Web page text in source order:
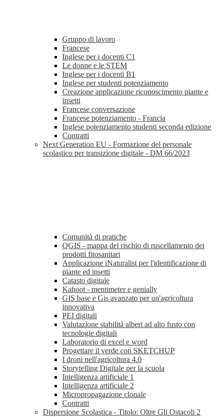
Gruppo di lavoro
Francese
Inglese per i docenti C1
Le donne e le STEM
Inglese per i docenti B1
Inglese per studenti potenziamento
Creazione applicazione riconoscimento piante e
insetti
Francese conversazione
Francese potenziamento - Francia
Inglese potenziamento studenti seconda edizione
Contratti
Next Generation EU - Formazione del personale
scolastico per transizione digitale - DM 66/2023
Comunità di pratiche
QGIS - mappa del rischio di ruscellamento dei
prodotti fitosanitari
Applicazione iNaturalist per l'identificazione di
piante ed insetti
Catasto digitale
Kahoot - mentimeter e genially
GIS base e Gis avanzato per un'agricoltura
innovativa
PEI digitali
Valutazione stabilità alberi ad alto fusto con
tecnologie digitali
Laboratorio di excel e word
Progettare il verde con SKETCHUP
I droni nell'agricoltura 4.0
Storytelling Digitale per la scuola
Intelligenza artificiale 1
Intelligenza artificiale 2
Micropropagazione clonale
Contratti
Dispersione Scolastica - Titolo: Oltre Gli Ostacoli 2